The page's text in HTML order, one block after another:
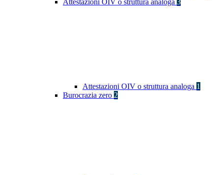
Attestazioni OIV o struttura analoga 3
Attestazioni OIV o struttura analoga 1
Burocrazia zero 2